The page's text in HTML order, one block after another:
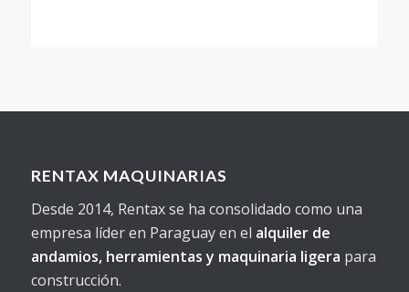
RENTAX MAQUINARIAS
Desde 2014, Rentax se ha consolidado como una
empresa líder en Paraguay en el alquiler de
andamios, herramientas y maquinaria ligera para
construcción.